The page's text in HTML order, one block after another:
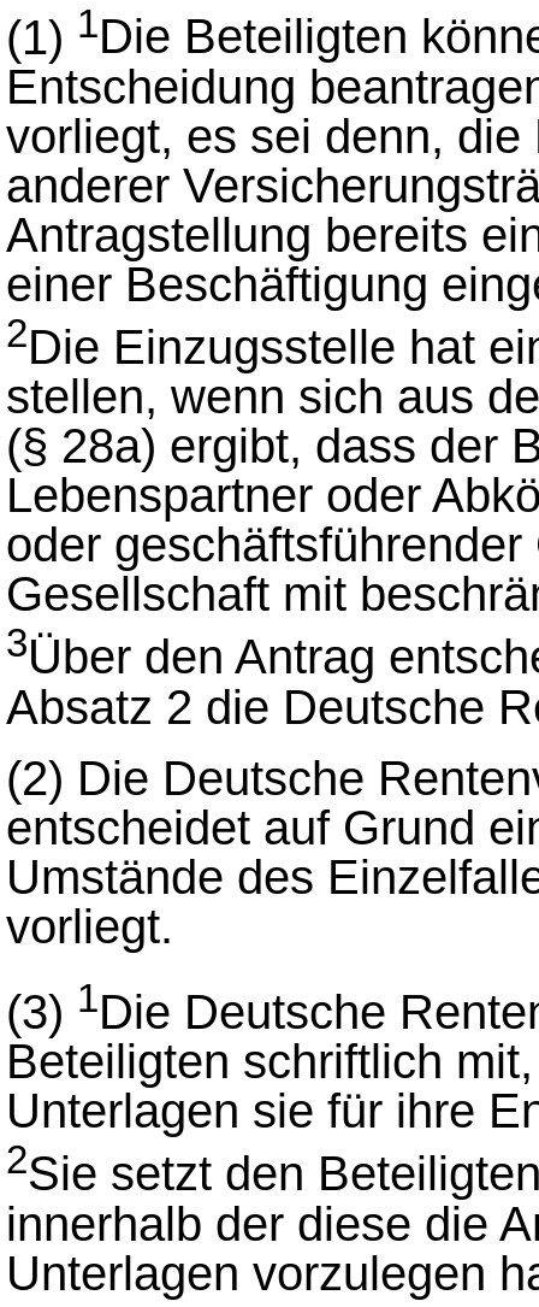
(1) 1Die Beteiligten
Entscheidung
vorliegt, es sei denn,
anderer
Antragstellung bereits
einer Beschäftigung
2Die Einzugsstelle hat
stellen, wenn sich aus
(§ 28a) ergibt, dass der
Lebenspartner oder
oder
Gesellschaft mit
3Über den Antrag
Absatz 2 die Deutsche
(2) Die Deutsche
entscheidet auf Grund
Umstände des
vorliegt.
(3) 1Die Deutsche
Beteiligten schriftlich
Unterlagen sie für ihre
2Sie setzt den
innerhalb der diese die
Unterlagen vorzulegen